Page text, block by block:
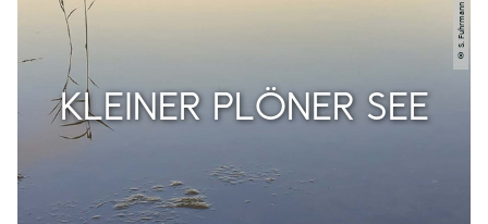
© S. Fuhrmann
KLEINER PLÖNER SEE